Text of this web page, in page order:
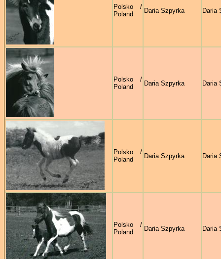
Polsko /
Poland
Daria Szpyrka Daria
Polsko /
Poland
Daria Szpyrka Daria
Polsko /
Poland
Daria Szpyrka Daria
Polsko /
Poland
Daria Szpyrka Daria